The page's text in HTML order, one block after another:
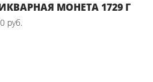
МОНЕТА 1729 Г
руб.